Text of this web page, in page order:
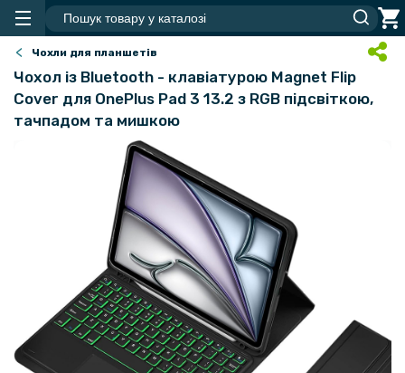
Чохли для планшетів
Чохол із Bluetooth - клавіатурою Magnet Flip
Cover для OnePlus Pad 3 13.2 з RGB підсвіткою,
тачпадом та мишкою